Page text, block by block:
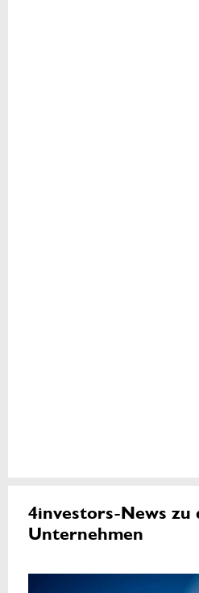
4investors-News zu
Unternehmen